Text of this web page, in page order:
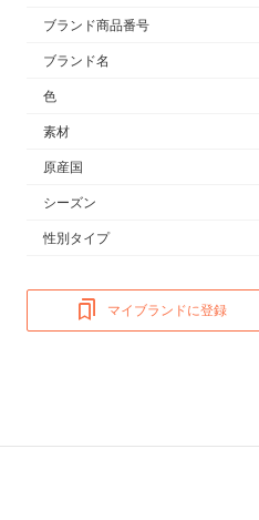
ブランド商品番号
ブランド名
色
素材
原産国
シーズン
性別タイプ
マイブランドに登録